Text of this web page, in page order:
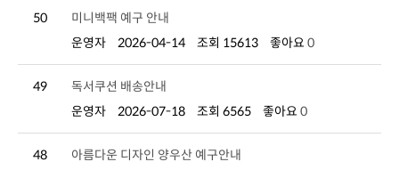
50
미니백팩 예구 안내
운영자
2026-04-14 조회 15613 좋아요 0
49
독서쿠션 배송안내
운영자
2026-07-18 조회 6565 좋아요 0
48
아름다운 디자인 양우산 예구안내